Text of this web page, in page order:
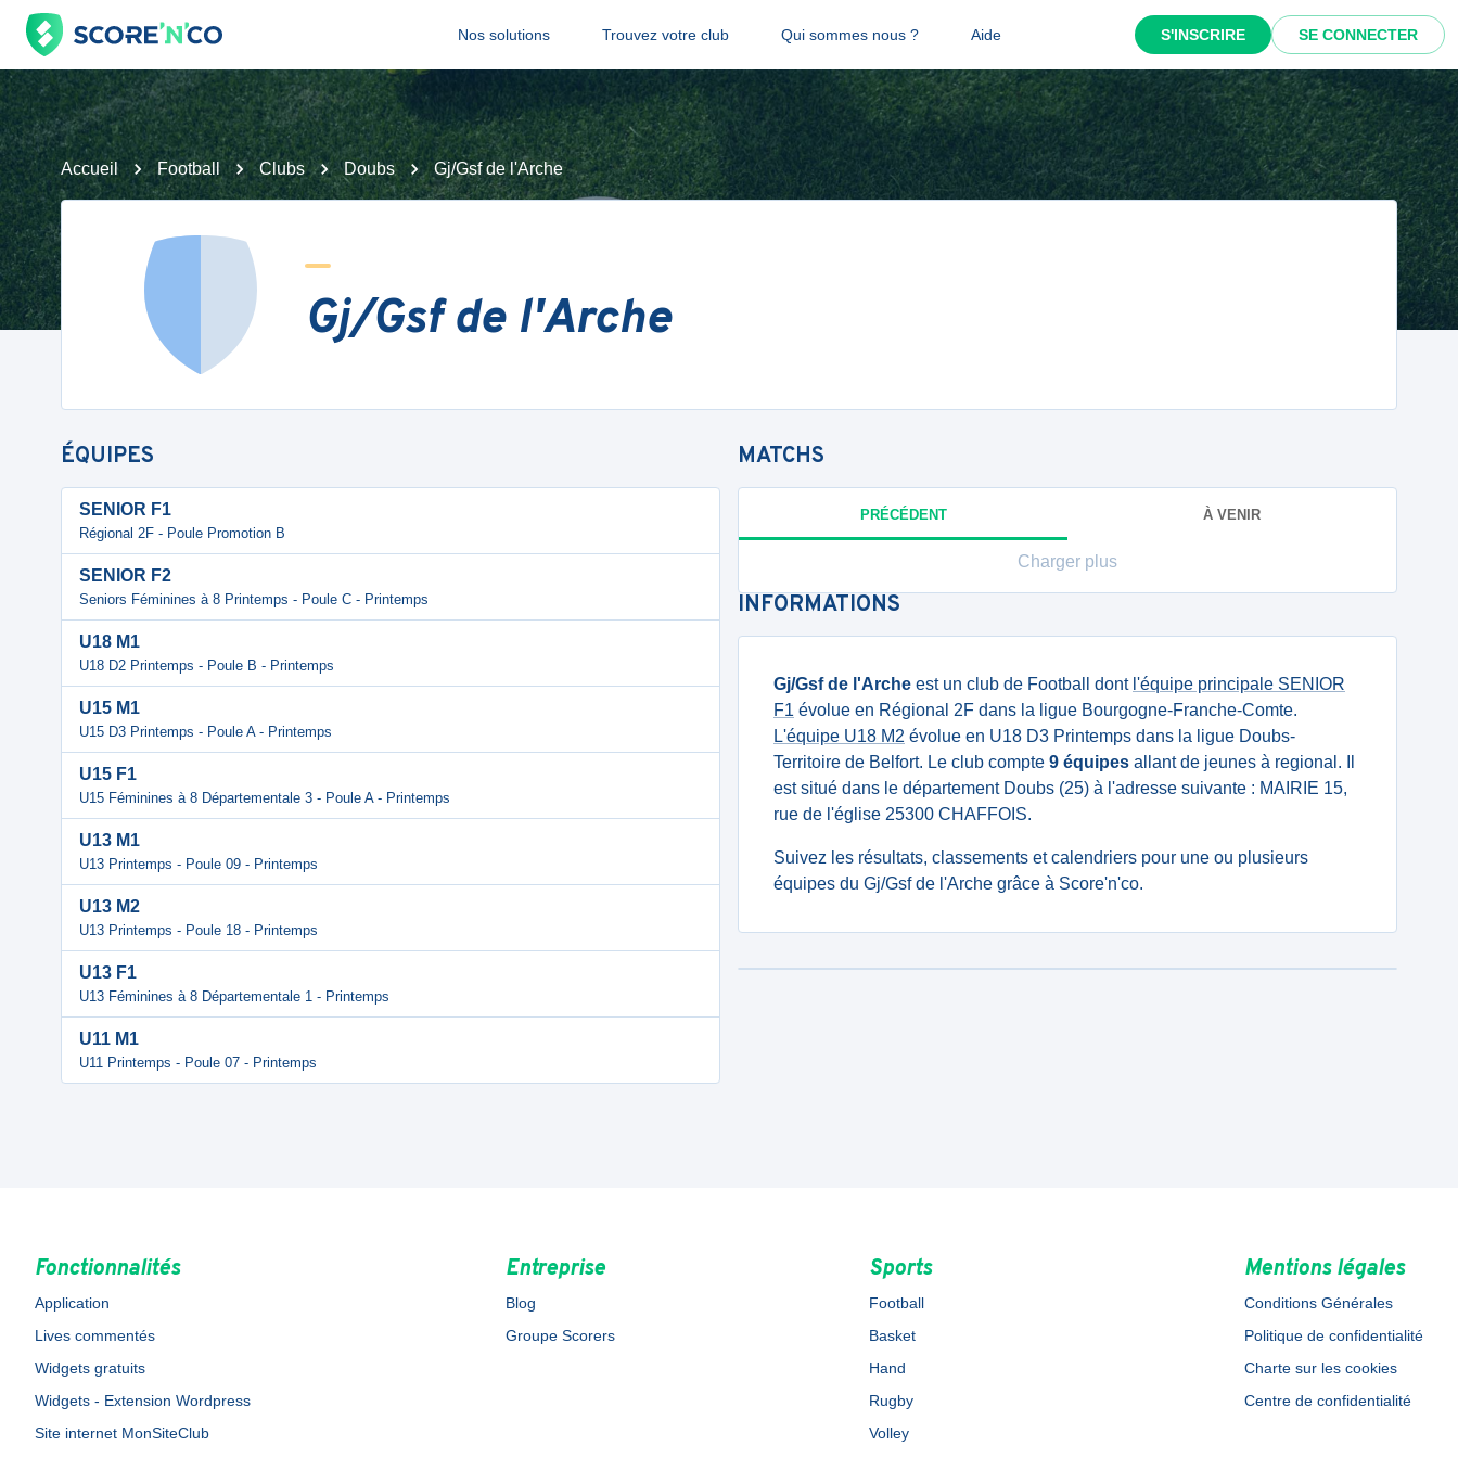
Nos solutions Trouvez votre club Qui sommes nous ? Aide S'INSCRIRE SE CONNECTER
Accueil Football Clubs Doubs Gj/Gsf de l'Arche
Gj/Gsf de l'Arche
ÉQUIPES
SENIOR F1
Régional 2F - Poule Promotion B
SENIOR F2
Seniors Féminines à 8 Printemps - Poule C - Printemps
U18 M1
U18 D2 Printemps - Poule B - Printemps
U15 M1
U15 D3 Printemps - Poule A - Printemps
U15 F1
U15 Féminines à 8 Départementale 3 - Poule A - Printemps
U13 M1
U13 Printemps - Poule 09 - Printemps
U13 M2
U13 Printemps - Poule 18 - Printemps
U13 F1
U13 Féminines à 8 Départementale 1 - Printemps
U11 M1
U11 Printemps - Poule 07 - Printemps
MATCHS
PRÉCÉDENT À VENIR
Charger plus
INFORMATIONS
Gj/Gsf de l'Arche est un club de Football dont l'équipe principale SENIOR
F1 évolue en Régional 2F dans la ligue Bourgogne-Franche-Comte.
L'équipe U18 M2 évolue en U18 D3 Printemps dans la ligue Doubs-
Territoire de Belfort. Le club compte 9 équipes allant de jeunes à regional. Il
est situé dans le département Doubs (25) à l'adresse suivante : MAIRIE 15,
rue de l'église 25300 CHAFFOIS.
Suivez les résultats, classements et calendriers pour une ou plusieurs
équipes du Gj/Gsf de l'Arche grâce à Score'n'co.
Fonctionnalités
Application
Lives commentés
Widgets gratuits
Widgets - Extension Wordpress
Site internet MonSiteClub
Entreprise
Blog
Groupe Scorers
Sports
Football
Basket
Hand
Rugby
Volley
Mentions légales
Conditions Générales
Politique de confidentialité
Charte sur les cookies
Centre de confidentialité